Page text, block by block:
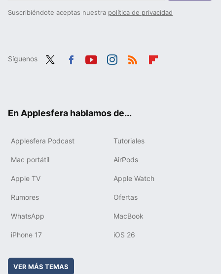
Suscribiéndote aceptas nuestra política de privacidad
Síguenos
En Applesfera hablamos de...
Applesfera Podcast Tutoriales
Mac portátil AirPods
Apple TV Apple Watch
Rumores Ofertas
WhatsApp MacBook
iPhone 17 iOS 26
VER MÁS TEMAS